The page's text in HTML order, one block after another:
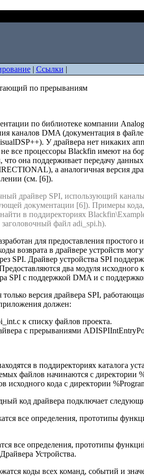
| Ссылки |
по прерываниям
по библиотеке компании
каналов DMA (документация в
У драйвера нет никаких
все процессоры Blackfin имеют на
что она поддерживает передачу
а аналогичная версия
(см. [6]).
драйвер SPI, использующий
документации [6]). Примеры
в поддиректориях
файл adi_spi.h).
для предоставления
возврата в драйвере устройств
SPI. Драйвер устройства SPI
два модуля исходного
SPI с поддержкой DMA и с
версия драйвера SPI,
должен:
к списку файлов проекта.
с прерываниями
в поддиректориях каталога
файлов начинаются с директории
исходного кода с директории
код драйвера подключает
все определения, прототипы
все определения, прототипы
Устройства.
коды всех команд, событий и